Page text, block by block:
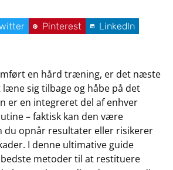
Pinterest
LinkedIn
en hård træning, er det næste
sig tilbage og håbe på det
er en integreret del af enhver
– faktisk kan den være
du opnår resultater eller risikerer
I denne ultimative guide
metoder til at restituere